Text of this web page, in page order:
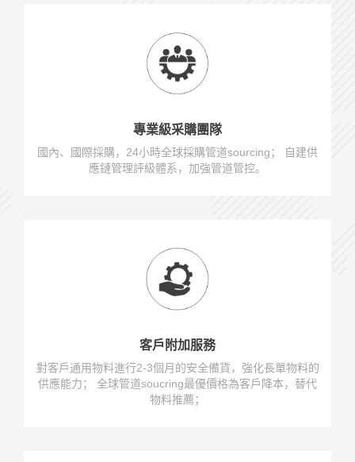
專業級采購團隊
國內、國際採購，24小時全球採購管道sourcing； 自建供
應鏈管理評級體系，加強管道管控。
客戶附加服務
對客戶通用物料進行2-3個月的安全備貨，強化長單物料的
供應能力； 全球管道soucring最優價格為客戶降本，替代
物料推薦；